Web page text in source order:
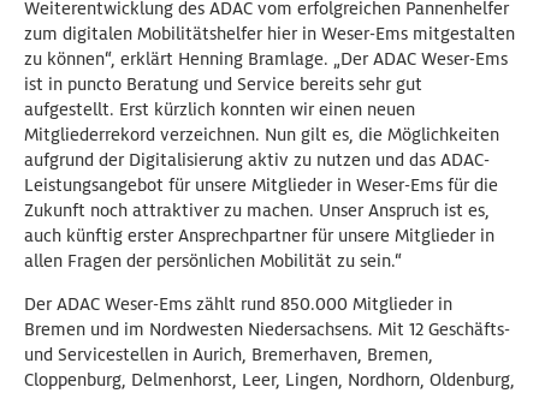
Weiterentwicklung des ADAC vom erfolgreichen Pannenhelfer
zum digitalen Mobilitätshelfer hier in Weser-Ems mitgestalten
zu können“, erklärt Henning Bramlage. „Der ADAC Weser-Ems
ist in puncto Beratung und Service bereits sehr gut
aufgestellt. Erst kürzlich konnten wir einen neuen
Mitgliederrekord verzeichnen. Nun gilt es, die Möglichkeiten
aufgrund der Digitalisierung aktiv zu nutzen und das ADAC-
Leistungsangebot für unsere Mitglieder in Weser-Ems für die
Zukunft noch attraktiver zu machen. Unser Anspruch ist es,
auch künftig erster Ansprechpartner für unsere Mitglieder in
allen Fragen der persönlichen Mobilität zu sein.“
Der ADAC Weser-Ems zählt rund 850.000 Mitglieder in
Bremen und im Nordwesten Niedersachsens. Mit 12 Geschäfts-
und Servicestellen in Aurich, Bremerhaven, Bremen,
Cloppenburg, Delmenhorst, Leer, Lingen, Nordhorn, Oldenburg,